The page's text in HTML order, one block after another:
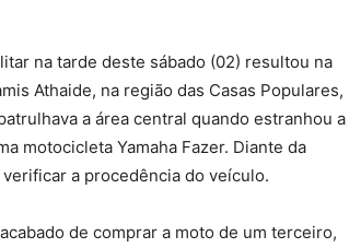
na tarde deste sábado (02) resultou na
Athaide, na região das Casas Populares,
a área central quando estranhou a
motocicleta Yamaha Fazer. Diante da
a procedência do veículo.
de comprar a moto de um terceiro,